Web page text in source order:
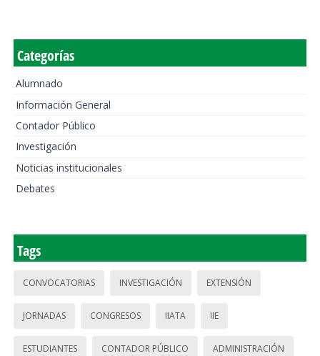
Categorías
Alumnado
Información General
Contador Público
Investigación
Noticias institucionales
Debates
Tags
CONVOCATORIAS INVESTIGACIÓN EXTENSIÓN
JORNADAS CONGRESOS IIATA IIE
ESTUDIANTES CONTADOR PÚBLICO ADMINISTRACIÓN